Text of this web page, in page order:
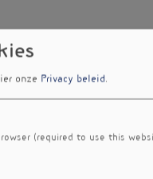
onze Privacy beleid.
(required to use this